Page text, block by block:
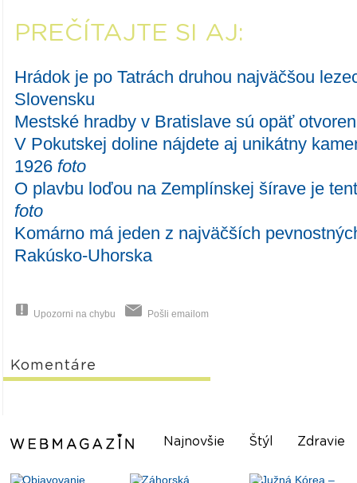
PREČÍTAJTE SI AJ:
Hrádok je po Tatrách druhou najväčšou
Slovensku
Mestské hradby v Bratislave sú opäť
V Pokutskej doline nájdete aj unikátny
1926foto
O plavbu loďou na Zemplínskej šírave je
foto
Komárno má jeden z najväčších
Rakúsko-Uhorska
Upozorni na chybu Pošli emailom
Komentáre
Najnovšie Štýl Zdravie